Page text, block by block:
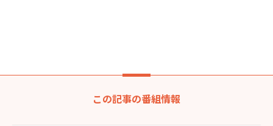
この記事の番組情報